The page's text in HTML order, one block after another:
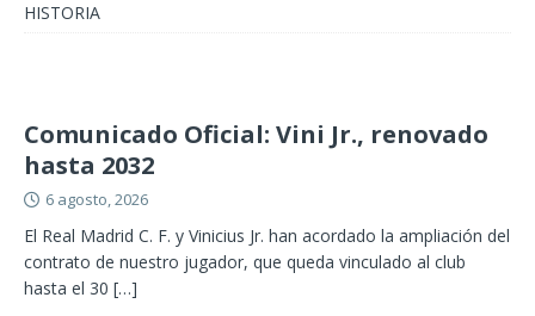
HISTORIA
Comunicado Oficial: Vini Jr., renovado
hasta 2032
6 agosto, 2026
El Real Madrid C. F. y Vinicius Jr. han acordado la ampliación del
contrato de nuestro jugador, que queda vinculado al club
hasta el 30 […]